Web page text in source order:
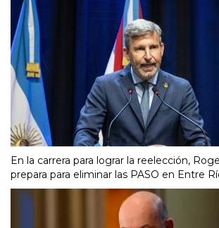
En la carrera para lograr la reelección,
prepara para eliminar las PASO en Entre